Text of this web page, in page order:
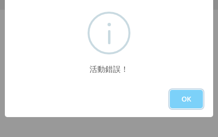
活動錯誤！
OK